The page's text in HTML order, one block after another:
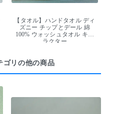
【タオル】ハンドタオル ディ
ズニー チップとデール 綿
100% ウォッシュタオル キャ
ラクター
ゴリの他の商品